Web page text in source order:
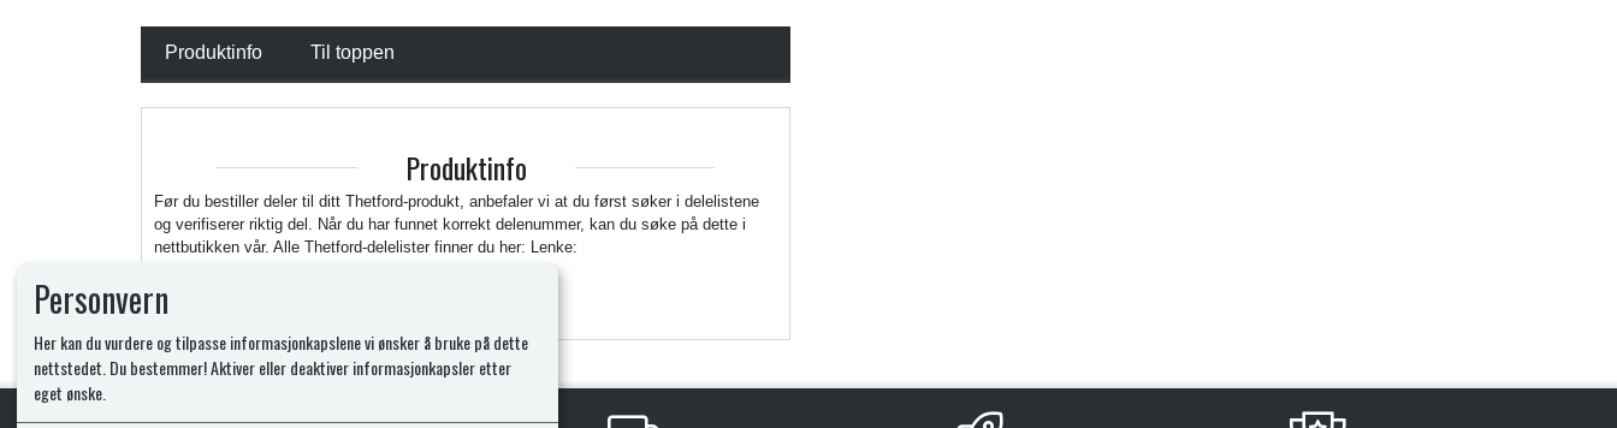
Produktinfo Til toppen
Produktinfo
Før du bestiller deler til ditt Thetford-produkt, anbefaler vi at du først søker i delelistene
og verifiserer riktig del. Når du har funnet korrekt delenummer, kan du søke på dette i
nettbutikken vår. Alle Thetford-delelister finner du her: Lenke:
Personvern
Her kan du vurdere og tilpasse informasjonkapslene vi ønsker å bruke på dette
nettstedet. Du bestemmer! Aktiver eller deaktiver informasjonkapsler etter
eget ønske.